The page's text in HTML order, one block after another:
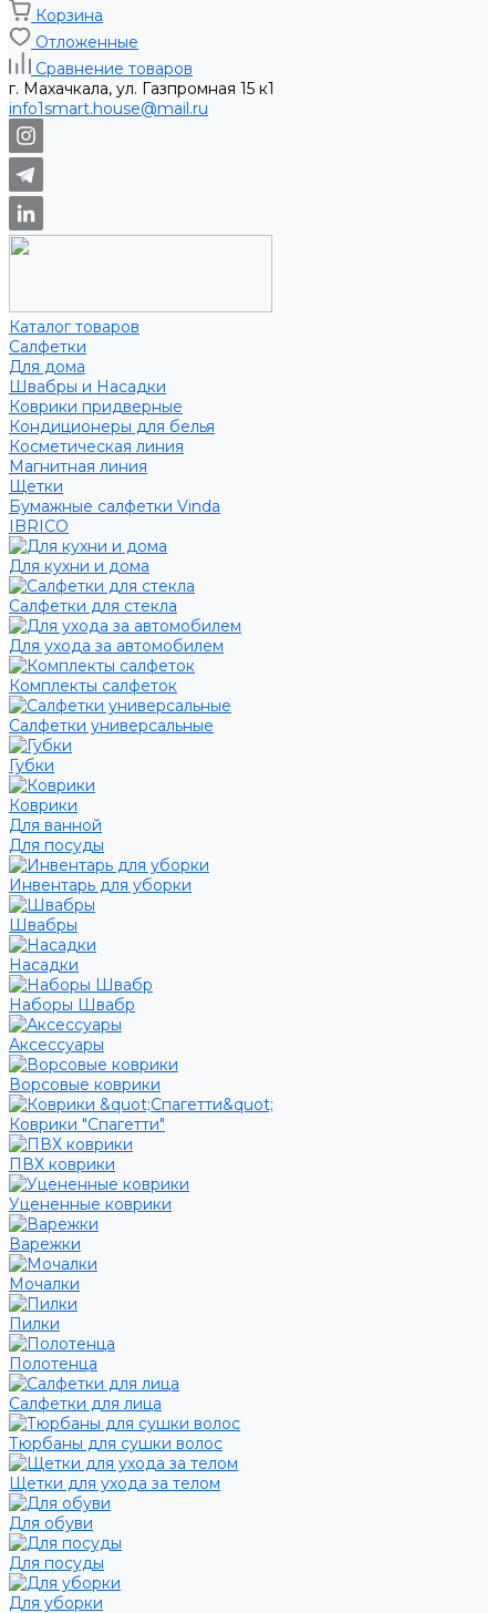
Корзина
Отложенные
Сравнение товаров
г. Махачкала, ул. Газпромная 15 к1
info1smart.house@mail.ru
Каталог товаров
Салфетки
Для дома
Швабры и Насадки
Коврики придверные
Кондиционеры для белья
Косметическая линия
Магнитная линия
Щетки
Бумажные салфетки Vinda
IBRICO
Для кухни и дома
Салфетки для стекла
Для ухода за автомобилем
Комплекты салфеток
Салфетки универсальные
Губки
Коврики
Для ванной
Для посуды
Инвентарь для уборки
Швабры
Насадки
Наборы Швабр
Аксессуары
Ворсовые коврики
Коврики "Спагетти"
ПВХ коврики
Уцененные коврики
Варежки
Мочалки
Пилки
Полотенца
Салфетки для лица
Тюрбаны для сушки волос
Щетки для ухода за телом
Для обуви
Для посуды
Для уборки